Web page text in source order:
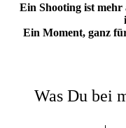
Ein Shooting ist mehr
Ein Moment, ganz
Was Du bei